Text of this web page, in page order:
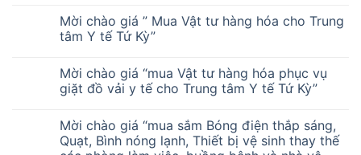
Mời chào giá ” Mua Vật tư hàng hóa cho Trung
tâm Y tế Tứ Kỳ”
Mời chào giá “mua Vật tư hàng hóa phục vụ
giặt đồ vải y tế cho Trung tâm Y tế Tứ Kỳ”
Mời chào giá “mua sắm Bóng điện thắp sáng,
Quạt, Bình nóng lạnh, Thiết bị vệ sinh thay thế